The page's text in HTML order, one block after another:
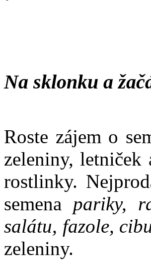
Na sklonku a
Roste zájem o
zeleniny, letniček
rostlinky.
semena pariky,
salátu, fazole,
zeleniny.